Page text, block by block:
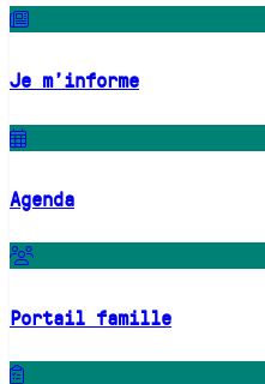
Je m'informe
Agenda
Portail famille